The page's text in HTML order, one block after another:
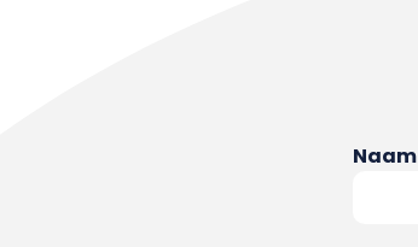
Naam